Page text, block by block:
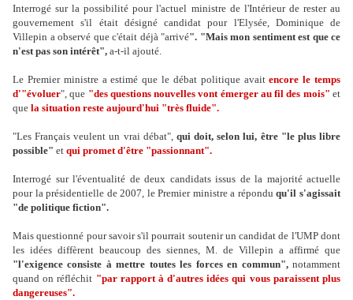
Interrogé sur la possibilité pour l'actuel ministre de l'Intérieur de rester au
gouvernement s'il était désigné candidat pour l'Elysée, Dominique de
Villepin a observé que c'était déjà "arrivé". "Mais mon sentiment est que ce
n'est pas son intérêt", a-t-il ajouté.
Le Premier ministre a estimé que le débat politique avaitencore le temps
d'"évoluer", que "des questions nouvelles vont émerger au fil des mois" et
que la situation reste aujourd'hui "très fluide".
"Les Français veulent un vrai débat", qui doit, selon lui, être "le plus libre
possible" et qui promet d'être "passionnant".
Interrogé sur l'éventualité de deux candidats issus de la majorité actuelle
pour la présidentielle de 2007, le Premier ministre a réponduqu'il s'agissait
"de politique fiction".
Mais questionné pour savoir s'il pourrait soutenir un candidat de l'UMP dont
les idées diffèrent beaucoup des siennes, M. de Villepin a affirmé que
"l'exigence consiste à mettre toutes les forces en commun",notamment
quand on réfléchit "par rapport à d'autres idées qui vous paraissent plus
dangereuses".